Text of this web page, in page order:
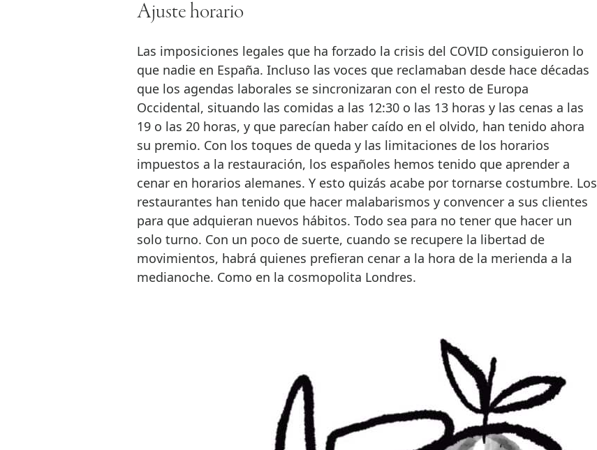
Ajuste horario
Las imposiciones legales que ha forzado la crisis del COVID consiguieron lo
que nadie en España. Incluso las voces que reclamaban desde hace décadas
que los agendas laborales se sincronizaran con el resto de Europa
Occidental, situando las comidas a las 12:30 o las 13 horas y las cenas a las
19 o las 20 horas, y que parecían haber caído en el olvido, han tenido ahora
su premio. Con los toques de queda y las limitaciones de los horarios
impuestos a la restauración, los españoles hemos tenido que aprender a
cenar en horarios alemanes. Y esto quizás acabe por tornarse costumbre. Los
restaurantes han tenido que hacer malabarismos y convencer a sus clientes
para que adquieran nuevos hábitos. Todo sea para no tener que hacer un
solo turno. Con un poco de suerte, cuando se recupere la libertad de
movimientos, habrá quienes prefieran cenar a la hora de la merienda a la
medianoche. Como en la cosmopolita Londres.